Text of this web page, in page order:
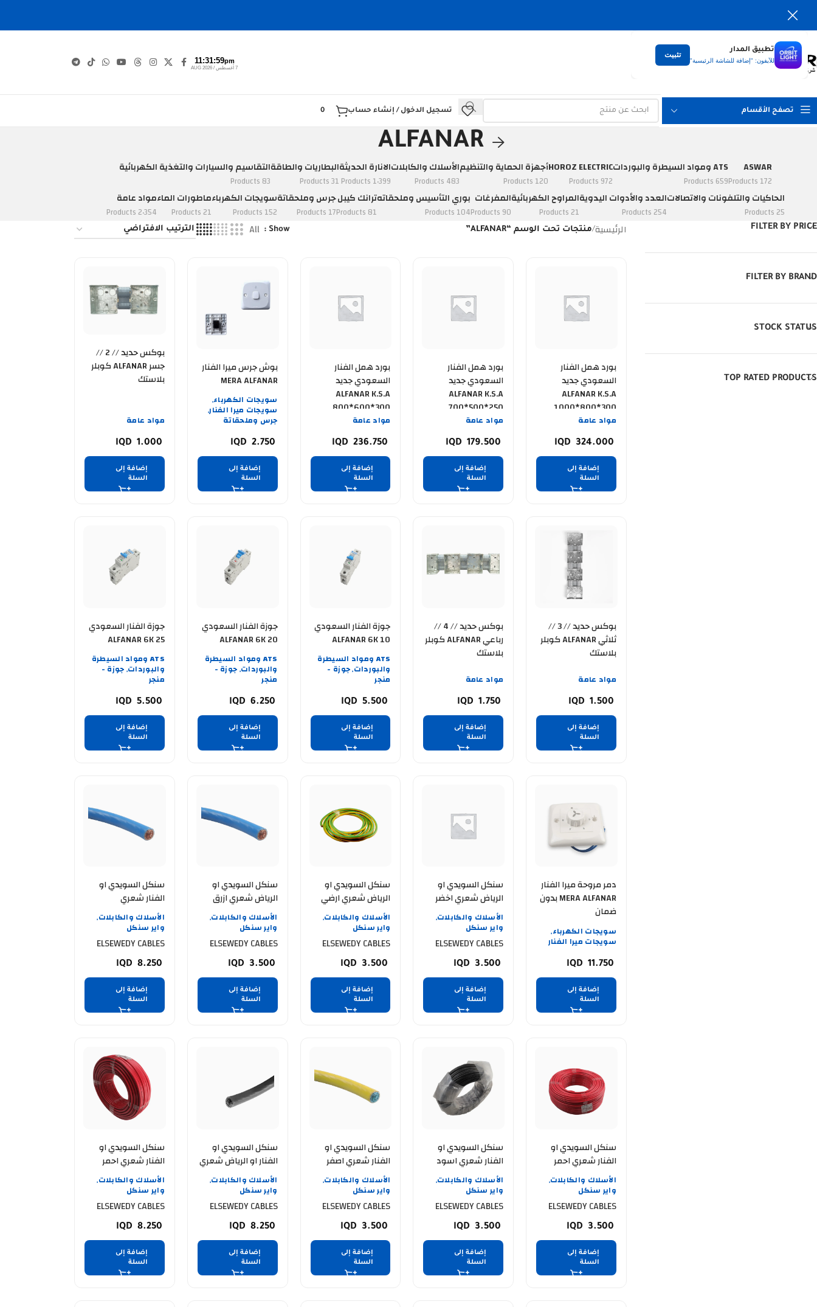
تطبيق المدار
للآيفون: "إضافة للشاشة الرئيسية"
تثبيت التوصيل
لكل العراق
11:32:00pm
7 أغسطس / AUG 2026
تصفح الأقسام تسجيل الدخول / إنشاء حساب 0
ALFANAR
ASWAR
172 Products
ATS ومواد السيطرة والبوردات
659 Products
HOROZ ELECTRIC
972 Products
أجهزة الحماية والتنظيم
120 Products
الأسلاك والكابلات
483 Products
الانارة الحديثة
1٬399 Products
البطاريات والطاقة
31 Products
التقاسيم والسيارات والتغذية الكهربائية
83 Products
الحاكيات والتلفونات والاتصالات
25 Products
العدد والأدوات اليدوية
254 Products
المراوح الكهربائية
21 Products
المفرغات
90 Products
بوري التأسيس وملحقاته
104 Products
ترانك كيبل
81 Products
جرس وملحقاتة
17 Products
سويجات الكهرباء
152 Products
ماطورات الماء
21 Products
مواد عامة
2٬354 Products
FILTER BY PRICE
FILTER BY BRAND
STOCK STATUS
TOP RATED PRODUCTS
الرئيسية/منتجات تحت الوسم “ALFANAR” Show
All
بورد همل الفنار
السعودي جديد
ALFANAR K.S.A
1000*800*300
مواد عامة
324.000
إضافة إلى
السلة
بورد همل الفنار
السعودي جديد
ALFANAR K.S.A
700*500*250
مواد عامة
179.500
إضافة إلى
السلة
بورد همل الفنار
السعودي جديد
ALFANAR K.S.A
800*600*300
مواد عامة
236.750
إضافة إلى
السلة
بوش جرس ميرا الفنار
MERA ALFANAR
سويجات الكهرباء,
سويجات ميرا الفنار,
جرس وملحقاتة
2.750
إضافة إلى
السلة
بوكس حديد // 2 //
جسر ALFANAR كوبلر
بلاستك
مواد عامة
1.000
إضافة إلى
السلة
بوكس حديد // 3 //
ثلاثي ALFANAR كوبلر
بلاستك
مواد عامة
1.500
إضافة إلى
السلة
بوكس حديد // 4 //
رباعي ALFANAR كوبلر
بلاستك
مواد عامة
1.750
إضافة إلى
السلة
جوزة الفنار السعودي
ALFANAR 6K 10
AMPERATS ومواد السيطرة
والبوردات, جوزة -
منجر
5.500
إضافة إلى
السلة
جوزة الفنار السعودي
ALFANAR 6K 20
AMPERATS ومواد السيطرة
والبوردات, جوزة -
منجر
6.250
إضافة إلى
السلة
جوزة الفنار السعودي
ALFANAR 6K 25
AMPERATS ومواد السيطرة
والبوردات, جوزة -
منجر
5.500
إضافة إلى
السلة
دمر مروحة ميرا الفنار
MERA ALFANAR بدون
ضمان
سويجات الكهرباء,
سويجات ميرا الفنار
11.750
إضافة إلى
السلة
سنكل السويدي او
الرياض شعري اخضر
ELSEWEDY CABLE 10
MM 91.4 mtr green
الأسلاك والكابلات,
واير سنكل
ELSEWEDY CABLES
3.500
إضافة إلى
السلة
سنكل السويدي او
الرياض شعري ارضي
ELSEWEDY CABLE 10
MM 91.4 mtr
الأسلاك والكابلات,
واير سنكل
ELSEWEDY CABLES
3.500
إضافة إلى
السلة
سنكل السويدي او
الرياض شعري ازرق
ELSEWEDY CABLE 10
MM 91.4 mtr
الأسلاك والكابلات,
واير سنكل
ELSEWEDY CABLES
3.500
إضافة إلى
السلة
سنكل السويدي او
الفنار شعري
ازرقELSEWEDY CABLE
25 MM 91.4 mtr
الأسلاك والكابلات,
واير سنكل
ELSEWEDY CABLES
8.250
إضافة إلى
السلة
سنكل السويدي او
الفنار شعري احمر
ELSEWEDY CABLE 10
MM 91.4 mtr
الأسلاك والكابلات,
واير سنكل
ELSEWEDY CABLES
3.500
إضافة إلى
السلة
سنكل السويدي او
الفنار شعري اسود
ELSEWEDY CABLE 10
MM 91.4 mtr
الأسلاك والكابلات,
واير سنكل
ELSEWEDY CABLES
3.500
إضافة إلى
السلة
سنكل السويدي او
الفنار شعري اصفر
ELSEWEDY CABLE 10
MM 91.4 mtr
الأسلاك والكابلات,
واير سنكل
ELSEWEDY CABLES
3.500
إضافة إلى
السلة
سنكل السويدي او
الفنار او الرياض شعري
اسود ELSEWEDY
CABLE 25 MM 91.4
mtr
الأسلاك والكابلات,
واير سنكل
ELSEWEDY CABLES
8.250
إضافة إلى
السلة
سنكل السويدي او
الفنار شعري احمر
ELSEWEDY CABLE 25
MM 91.4 mtr
الأسلاك والكابلات,
واير سنكل
ELSEWEDY CABLES
8.250
إضافة إلى
السلة